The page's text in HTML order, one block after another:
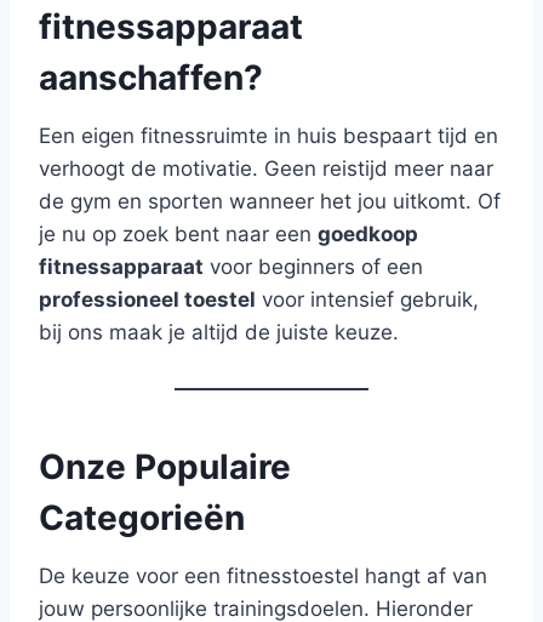
fitnessapparaat
aanschaffen?
Een eigen fitnessruimte in huis bespaart tijd en
verhoogt de motivatie. Geen reistijd meer naar
de gym en sporten wanneer het jou uitkomt. Of
je nu op zoek bent naar een goedkoop
fitnessapparaat voor beginners of een
professioneel toestel voor intensief gebruik,
bij ons maak je altijd de juiste keuze.
Onze Populaire
Categorieën
De keuze voor een fitnesstoestel hangt af van
jouw persoonlijke trainingsdoelen. Hieronder